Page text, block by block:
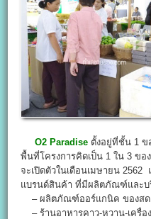
O2 Paradise ตั้งอยู่ที่ชั้น 1 ข
พื้นที่โครงการคิดเป็น 1 ใน 3 ข
จะเปิดตัวในเดือนเมษายน 2562
แบรนด์สินค้า ที่มีผลิตภัณฑ์และบ
– ผลิตภัณฑ์ออร์แกนิค ของสด
– ร้านอาหารคาว-หวาน-เครื่อ